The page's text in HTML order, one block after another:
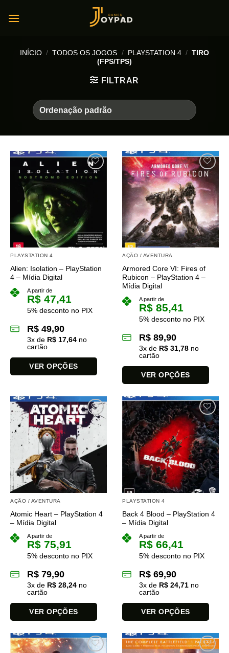
INÍCIO / TODOS OS JOGOS / PLAYSTATION 4 / TIRO
(FPS/TPS)
FILTRAR
PLAYSTATION 4
Alien: Isolation – PlayStation
4 – Mídia Digital
A partir de
R$ 47,41
5% desconto no PIX
R$ 49,90
3x de R$ 17,64 no
cartão
VER OPÇÕES
tem
várias
variantes.
As
opções
podem
ser
escolhidas
na
página
produto
AÇÃO / AVENTURA
Armored Core VI: Fires of
Rubicon – PlayStation 4 –
Mídia Digital
A partir de
R$ 85,41
5% desconto no PIX
R$ 89,90
3x de R$ 31,78 no
cartão
VER OPÇÕES
produto
tem
várias
variantes.
As
opções
podem
ser
escolhidas
do
AÇÃO / AVENTURA
Atomic Heart – PlayStation 4
– Mídia Digital
A partir de
R$ 75,91
5% desconto no PIX
R$ 79,90
3x de R$ 28,24 no
cartão
VER OPÇÕES
produto
tem
PLAYSTATION 4
Back 4 Blood – PlayStation 4
– Mídia Digital
A partir de
R$ 66,41
5% desconto no PIX
R$ 69,90
3x de R$ 24,71 no
cartão
VER OPÇÕES
produto
tem